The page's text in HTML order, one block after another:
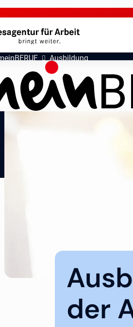
springen
Ausbildung
der